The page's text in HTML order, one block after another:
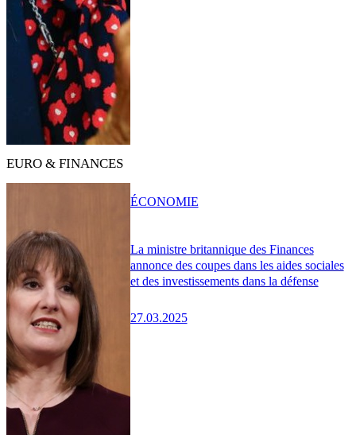
EURO & FINANCES
La ministre britannique des Finances
annonce des coupes dans les aides sociales
et des investissements dans la défense
27.03.2025
ÉCONOMIE